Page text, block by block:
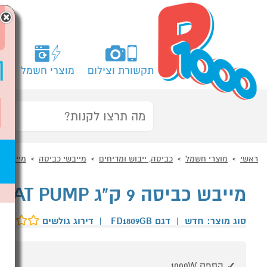
תקשורת וצילום מוצרי חשמל
ראשי מוצרי חשמל כביסה, ייבוש ומדיחים מייבשי כביסה מייבש
מייבש כביסה 9 ק"ג HEAT PUMP דגם LG FD1809GB כסוף
סוג מוצר: חדש | דגם FD1809GB | דירוג גולשים
×